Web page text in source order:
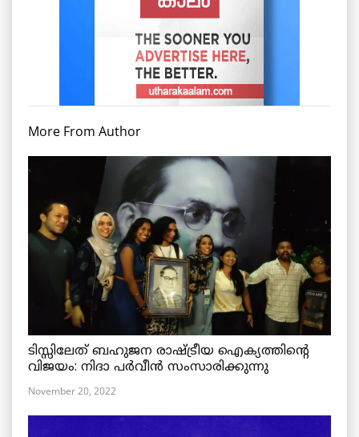
More From Author
ടിസ്സിലേത് ബഹുജന രാഷ്ട്രീയ ഐക്യത്തിന്റെ
വിജയം: നിദാ പർവീൻ സംസാരിക്കുന്നു
November 20, 2022